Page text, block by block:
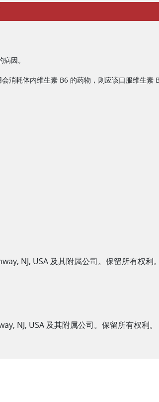
因。
消耗体内维生素 B6 的药物，则应该口服维生素
NJ, USA 及其附属公司。保留所有权利。
NJ, USA 及其附属公司。保留所有权利。